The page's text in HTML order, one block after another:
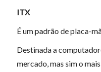
ITX
É um padrão de placa-
Destinada a
mercado, mas sim o